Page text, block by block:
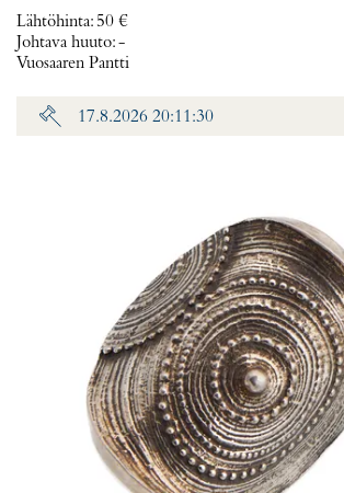
Lähtöhinta: 50 €
Johtava huuto:-
Vuosaaren Pantti
17.8.2026 20:11:30